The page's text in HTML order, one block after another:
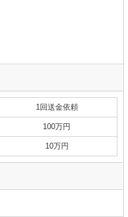
1回送金依頼
100万円
10万円